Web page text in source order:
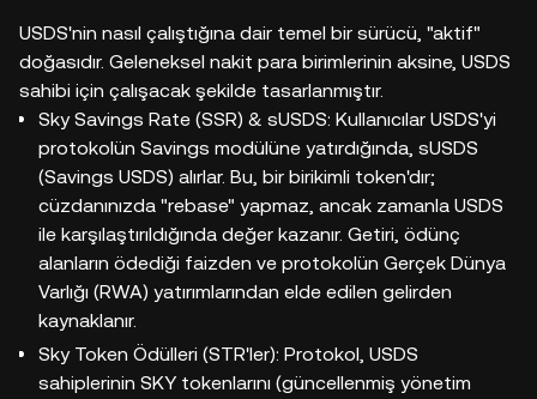
USDS'nin nasıl çalıştığına dair temel bir sürücü, "aktif"
doğasıdır. Geleneksel nakit para birimlerinin aksine, USDS
sahibi için çalışacak şekilde tasarlanmıştır.
Sky Savings Rate (SSR) & sUSDS: Kullanıcılar USDS'yi
protokolün Savings modülüne yatırdığında, sUSDS
(Savings USDS) alırlar. Bu, bir birikimli token'dır;
cüzdanınızda "rebase" yapmaz, ancak zamanla USDS
ile karşılaştırıldığında değer kazanır. Getiri, ödünç
alanların ödediği faizden ve protokolün Gerçek Dünya
Varlığı (RWA) yatırımlarından elde edilen gelirden
kaynaklanır.
Sky Token Ödülleri (STR'ler): Protokol, USDS
sahiplerinin SKY tokenlarını (güncellenmiş yönetim